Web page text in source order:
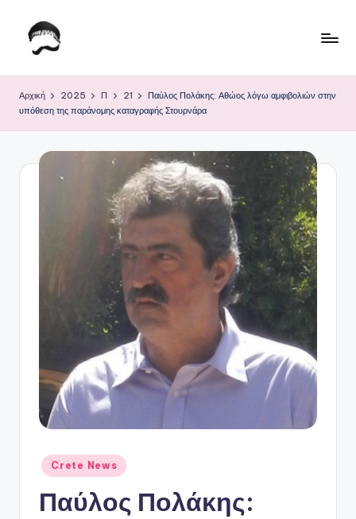
Μετάβαση
ο
Κ
P
o
Αρχική 2025 Π 21
Παύλος Πολάκης: Αθώος λόγω αμφιβολιών στην
υπόθεση της παράνομης καταγραφής Στουρνάρα
Αναρτήθηκε
σε
Crete News
Παύλος Πολάκης: